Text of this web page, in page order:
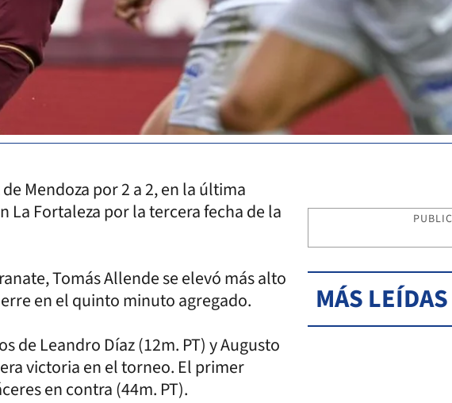
Mendoza por 2 a 2, en la última
Fortaleza por la tercera fecha de la
Tomás Allende se elevó más alto
en el quinto minuto agregado.
de Leandro Díaz (12m. PT) y Augusto
victoria en el torneo. El primer
en contra (44m. PT).
MÁS LEÍDAS